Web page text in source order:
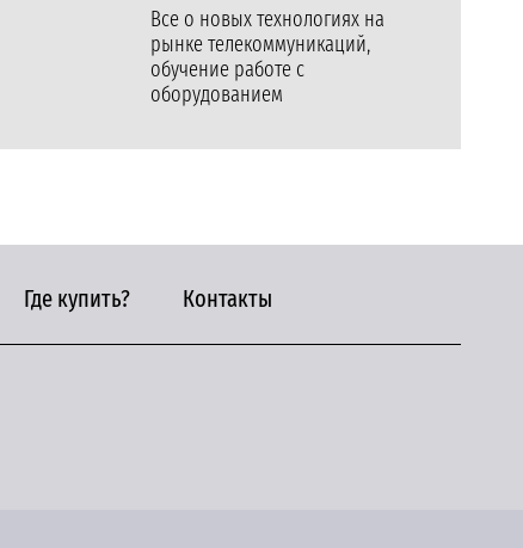
Все о новых технологиях на
рынке телекоммуникаций,
обучение работе с
оборудованием
Где купить? Контакты